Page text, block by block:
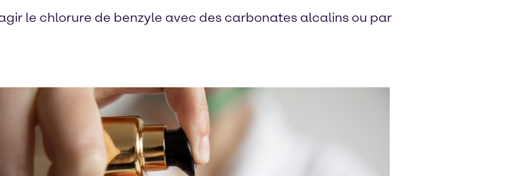
le chlorure de benzyle avec des carbonates alcalins ou par